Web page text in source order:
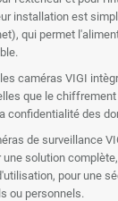
installation est
qui permet
caméras VIGI
que le
confidentialité des
de surveillance
solution
pour une
ou personnels.